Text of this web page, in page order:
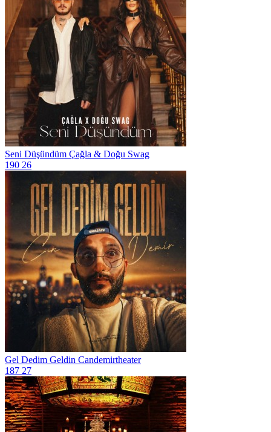
Seni Düşündüm Çağla & Doğu Swag
190 26
Gel Dedim Geldin Candemirtheater
187 27